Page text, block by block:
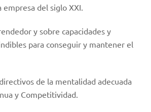
del siglo XXI.
y sobre capacidades y
para conseguir y mantener el
de la mentalidad adecuada
y Competitividad.